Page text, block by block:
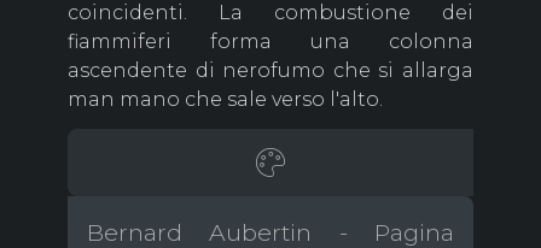
coincidenti. La combustione dei
fiammiferi forma una colonna
ascendente di nerofumo che si allarga
man mano che sale verso l'alto.
Bernard Aubertin - Pagina